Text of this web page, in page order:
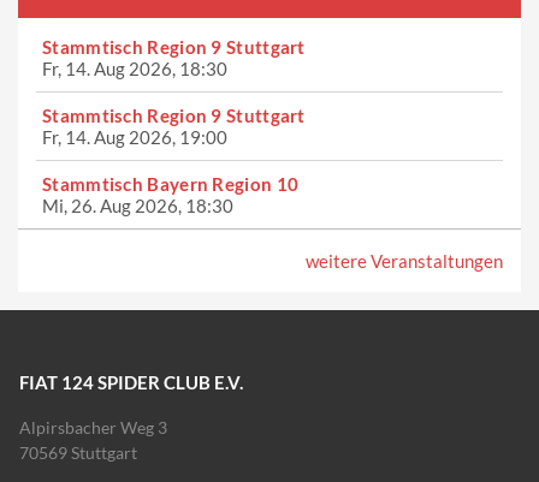
Stammtisch Region 9 Stuttgart
Fr, 14. Aug 2026, 18:30
Stammtisch Region 9 Stuttgart
Fr, 14. Aug 2026, 19:00
Stammtisch Bayern Region 10
Mi, 26. Aug 2026, 18:30
weitere Veranstaltungen
FIAT 124 SPIDER CLUB E.V.
Alpirsbacher Weg 3
70569 Stuttgart